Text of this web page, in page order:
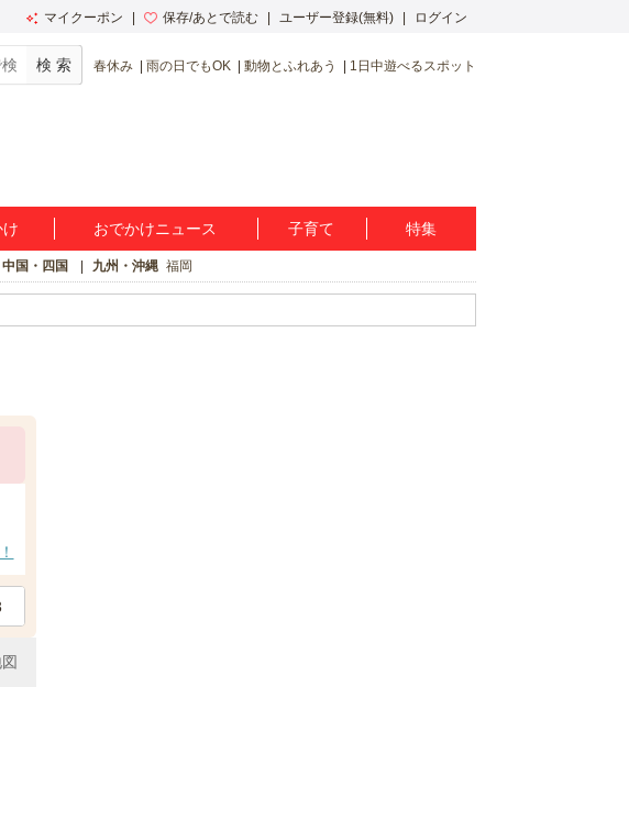
マイクーポン 保存/あとで読む ユーザー登録(無料) ログイン
春休み 雨の日でもOK 動物とふれあう 1日中遊べるスポット
おでかけニュース 子育て 特集
中国・四国 九州・沖縄 福岡